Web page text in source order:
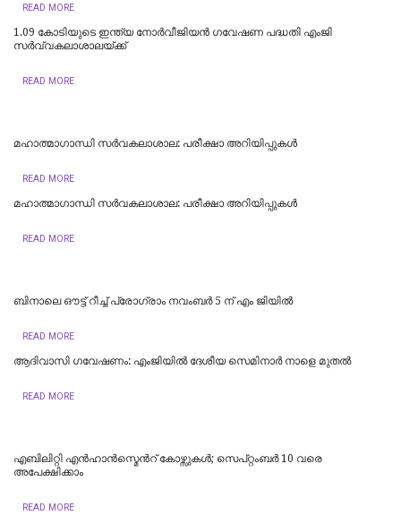
READ MORE
1.09 കോടിയുടെ ഇന്ത്യ നോര്‍വീജിയന്‍ ഗവേഷണ പദ്ധതി എംജി
സര്‍വ്വകലാശാലയ്ക്ക്
READ MORE
മഹാത്മാഗാന്ധി സർവകലാശാല: പരീക്ഷാ അറിയിപ്പുകൾ
READ MORE
മഹാത്മാഗാന്ധി സർവകലാശാല: പരീക്ഷാ അറിയിപ്പുകൾ
READ MORE
ബിനാലെ ഔട്ട് റീച്ച് പ്രോഗ്രാം നവംബര്‍ 5 ന് എം ജിയില്‍
READ MORE
ആദിവാസി ഗവേഷണം: എംജിയില്‍ ദേശീയ സെമിനാര്‍ നാളെ മുതല്‍
READ MORE
എബിലിറ്റി എന്‍ഹാന്‍സ്മെന്‍റ് കോഴ്സുകള്‍; സെപ്റ്റംബര്‍ 10 വരെ
അപേക്ഷിക്കാം
READ MORE